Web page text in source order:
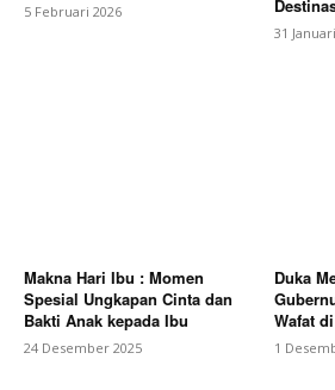
5 Februari 2026
31
Makna Hari Ibu : Momen
Spesial Ungkapan Cinta dan
Bakti Anak kepada Ibu
24 Desember 2025
Duka
Wafat
1